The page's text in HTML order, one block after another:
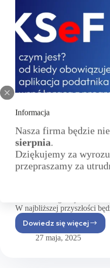
Informacja
Nasza firma będzie
sierpnia.
Dziękujemy za
przepraszamy za
Aktualności
KSeF – czym jest i od kiedy
W dzisiejszym dynamicznym
W najbliższej przyszłości
Dowiedz się więcej
KSeF
–
27 maja, 2025